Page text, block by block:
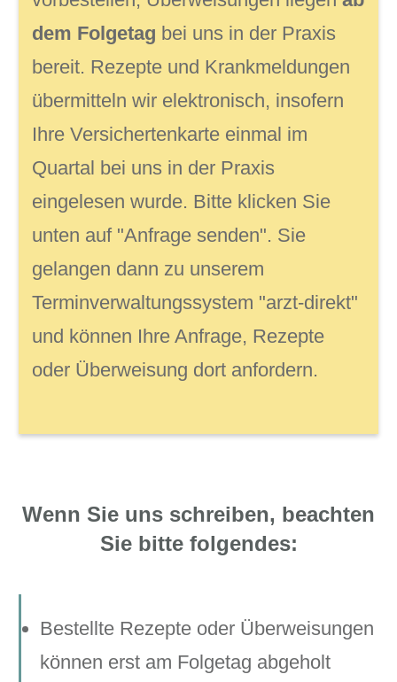
dem Folgetag bei uns in der Praxis
bereit. Rezepte und Krankmeldungen
übermitteln wir elektronisch, insofern
Ihre Versichertenkarte einmal im
Quartal bei uns in der Praxis
eingelesen wurde. Bitte klicken Sie
unten auf "Anfrage senden". Sie
gelangen dann zu unserem
Terminverwaltungssystem "arzt-direkt"
und können Ihre Anfrage, Rezepte
oder Überweisung dort anfordern.
Wenn Sie uns schreiben, beachten
Sie bitte folgendes:
Bestellte Rezepte oder Überweisungen
können erst am Folgetag abgeholt